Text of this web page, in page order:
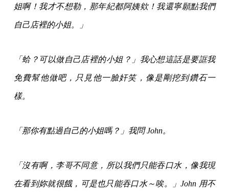
姐啊！我才不想勒，那年紀都阿姨欸！我還寧願點我們
自己店裡的小姐。」
「蛤？可以做自己店裡的小姐？」我心想這話是要誆我
免費幫他做吧，只見他一臉奸笑，像是剛挖到鑽石一
樣。
「那你有點過自己的小姐嗎？」我問 John。
「沒有啊，李哥不同意，所以我們只能吞口水，像我現
在看到妳就很餓，可是也只能吞口水～唉。」John 用不